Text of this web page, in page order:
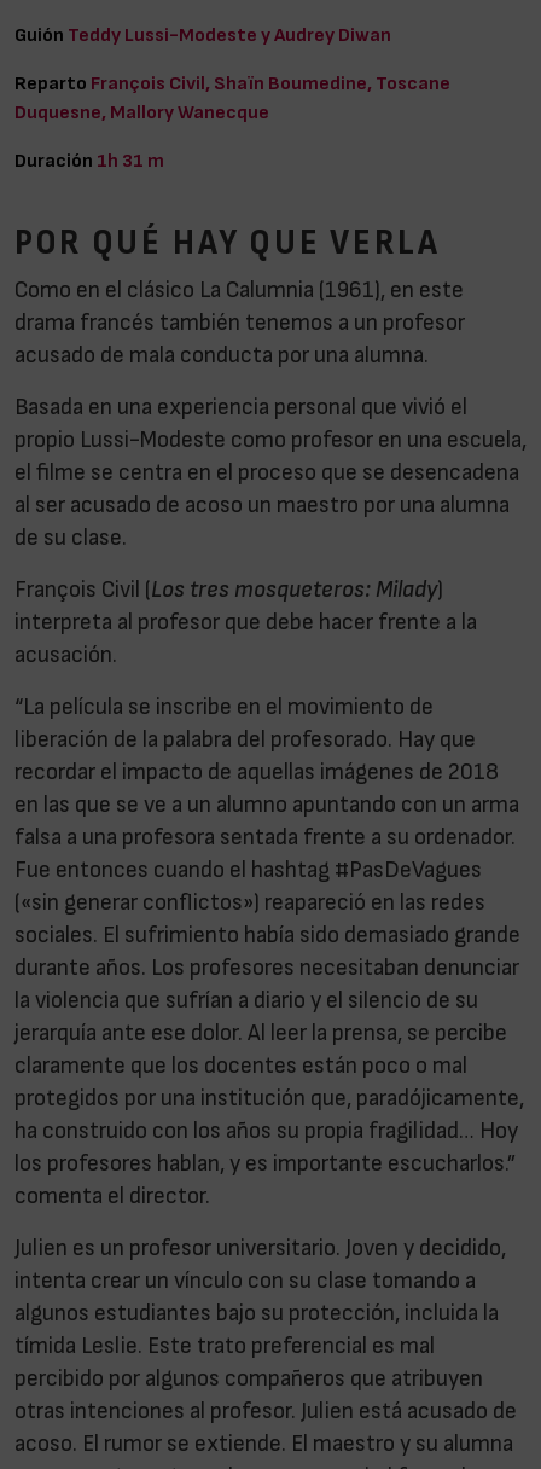
Guión Teddy Lussi-Modeste y Audrey Diwan
Reparto François Civil, Shaïn Boumedine, Toscane
Duquesne, Mallory Wanecque
Duración 1h 31 m
POR QUÉ HAY QUE VERLA
Como en el clásico La Calumnia (1961), en este
drama francés también tenemos a un profesor
acusado de mala conducta por una alumna.
Basada en una experiencia personal que vivió el
propio Lussi-Modeste como profesor en una escuela,
el filme se centra en el proceso que se desencadena
al ser acusado de acoso un maestro por una alumna
de su clase.
François Civil (Los tres mosqueteros: Milady)
interpreta al profesor que debe hacer frente a la
acusación.
“La película se inscribe en el movimiento de
liberación de la palabra del profesorado. Hay que
recordar el impacto de aquellas imágenes de 2018
en las que se ve a un alumno apuntando con un arma
falsa a una profesora sentada frente a su ordenador.
Fue entonces cuando el hashtag #PasDeVagues
(«sin generar conflictos») reapareció en las redes
sociales. El sufrimiento había sido demasiado grande
durante años. Los profesores necesitaban denunciar
la violencia que sufrían a diario y el silencio de su
jerarquía ante ese dolor. Al leer la prensa, se percibe
claramente que los docentes están poco o mal
protegidos por una institución que, paradójicamente,
ha construido con los años su propia fragilidad… Hoy
los profesores hablan, y es importante escucharlos.”
comenta el director.
Julien es un profesor universitario. Joven y decidido,
intenta crear un vínculo con su clase tomando a
algunos estudiantes bajo su protección, incluida la
tímida Leslie. Este trato preferencial es mal
percibido por algunos compañeros que atribuyen
otras intenciones al profesor. Julien está acusado de
acoso. El rumor se extiende. El maestro y su alumna